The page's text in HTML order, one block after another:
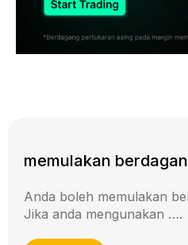
memulakan
Anda boleh memulakan
Jika anda mengunakan ….